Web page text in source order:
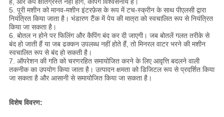
है, और कैप क्षतिग्रस्त नहीं होंगे, कैपिंग विश्वसनीय है।
5. पूरी मशीन को मानव-मशीन इंटरफ़ेस के रूप में टच-स्क्रीन के साथ पीएलसी द्वारा
नियंत्रित किया जाता है। भंडारण टैंक में पेय की मात्रा को स्वचालित रूप से नियंत्रित
किया जा सकता है।
6. बोतल न होने पर फिलिंग और कैपिंग बंद कर दी जाएगी। जब बोतलें गलत तरीके से
बंद हो जाती हैं या जब ढक्कन उपलब्ध नहीं होते हैं, तो मिनरल वाटर भरने की मशीन
स्वचालित रूप से बंद हो सकती है।
7. ऑपरेशन की गति को चरणरहित समायोजित करने के लिए आवृत्ति बदलने वाली
तकनीक का उपयोग किया जाता है। उत्पादन क्षमता को डिजिटल रूप से प्रदर्शित किया
जा सकता है और आसानी से समायोजित किया जा सकता है।
विशेष विवरण: